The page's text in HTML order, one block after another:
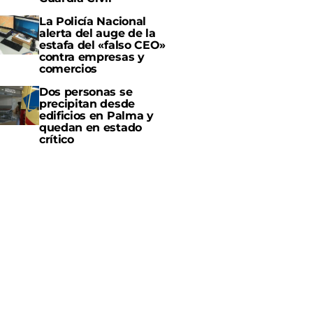
La Policía Nacional
alerta del auge de la
estafa del «falso CEO»
contra empresas y
comercios
Dos personas se
precipitan desde
edificios en Palma y
quedan en estado
crítico